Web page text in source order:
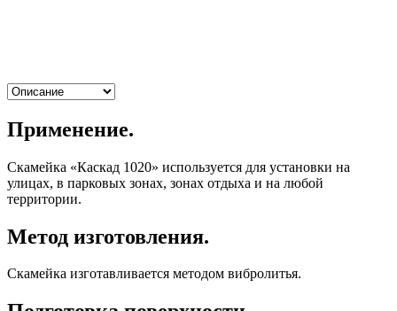
Применение.
Скамейка «Каскад 1020» используется для установки на
улицах, в парковых зонах, зонах отдыха и на любой
территории.
Метод изготовления.
Скамейка изготавливается методом вибролитья.